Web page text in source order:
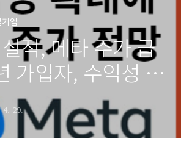
업
적, 메타 주가 급
가입자, 수익성 확
일까?
4. 29.